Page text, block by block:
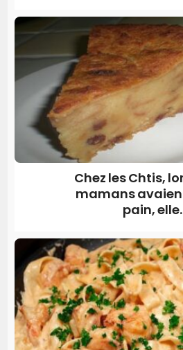
Chez les Chtis,
mamans
pain,